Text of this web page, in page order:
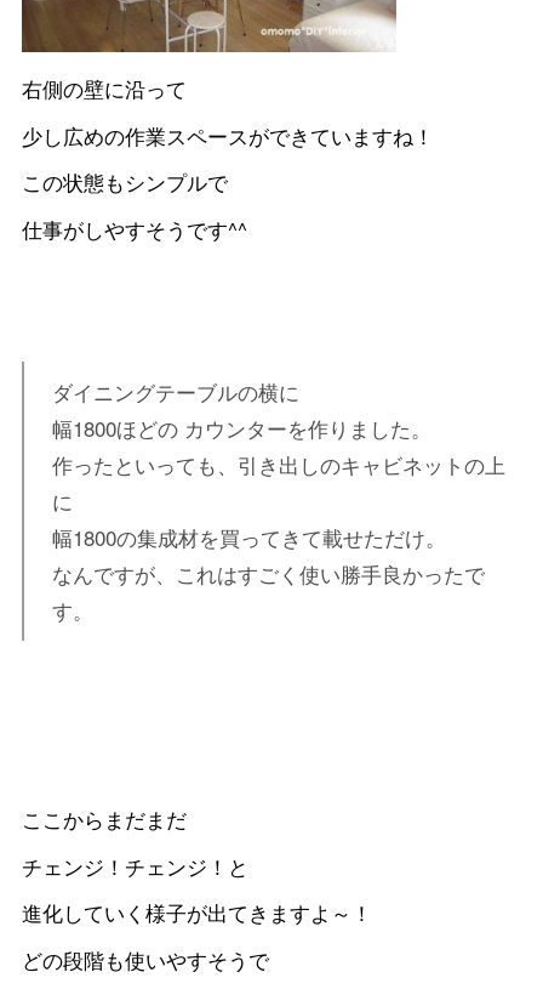
右側の壁に沿って
少し広めの作業スペースができていますね！
この状態もシンプルで
仕事がしやすそうです^^
ダイニングテーブルの横に
幅1800ほどの カウンターを作りました。
作ったといっても、引き出しのキャビネットの上
に
幅1800の集成材を買ってきて載せただけ。
なんですが、これはすごく使い勝手良かったで
す。
ここからまだまだ
チェンジ！チェンジ！と
進化していく様子が出てきますよ～！
どの段階も使いやすそうで